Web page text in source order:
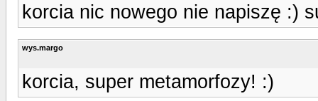
korcia nic nowego nie napiszę :)
wys.margo
korcia, super metamorfozy! :)